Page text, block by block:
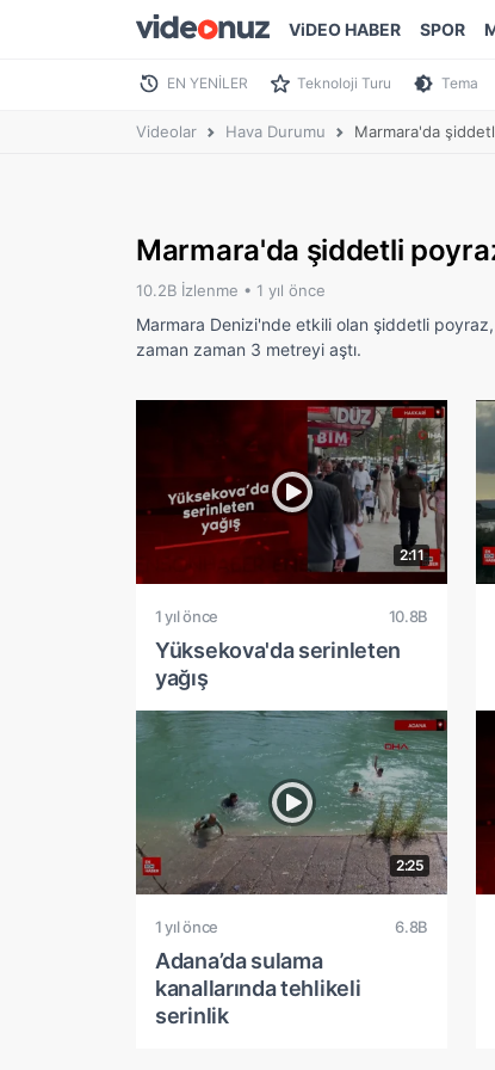
ViDEO HABER SPOR
EN YENİLER Teknoloji Turu Tema
Videolar Hava Durumu Marmara'da
Marmara'da şiddetli
10.2B İzlenme • 1 yıl önce
Marmara Denizi'nde etkili olan şiddetli
zaman zaman 3 metreyi aştı.
2:11
1 yıl önce 10.8B
Yüksekova'da serinleten
yağış
2:25
1 yıl önce 6.8B
Adana’da sulama
kanallarında tehlikeli
serinlik